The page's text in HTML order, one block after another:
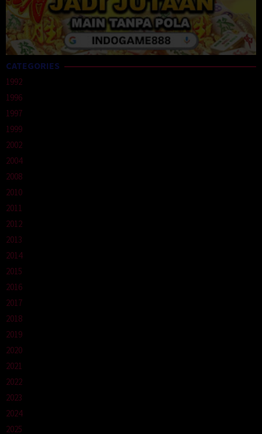
CATEGORIES
1992
1996
1997
1999
2002
2004
2008
2010
2011
2012
2013
2014
2015
2016
2017
2018
2019
2020
2021
2022
2023
2024
2025